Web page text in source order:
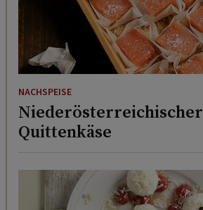
NACHSPEISE
Niederösterreichischer
Quittenkäse